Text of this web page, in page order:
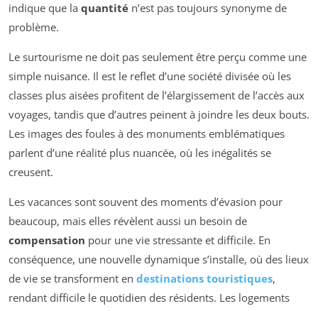
indique que la quantité n’est pas toujours synonyme de
problème.
Le surtourisme ne doit pas seulement être perçu comme une
simple nuisance. Il est le reflet d’une société divisée où les
classes plus aisées profitent de l’élargissement de l’accès aux
voyages, tandis que d’autres peinent à joindre les deux bouts.
Les images des foules à des monuments emblématiques
parlent d’une réalité plus nuancée, où les inégalités se
creusent.
Les vacances sont souvent des moments d’évasion pour
beaucoup, mais elles révèlent aussi un besoin de
compensation pour une vie stressante et difficile. En
conséquence, une nouvelle dynamique s’installe, où des lieux
de vie se transforment en destinations touristiques,
rendant difficile le quotidien des résidents. Les logements